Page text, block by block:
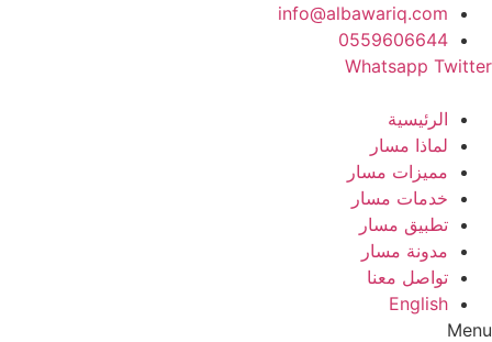
Skip
content
info@albawariq.com
0559606644
Whatsapp Twitter
الرئيسية
لماذا مسار
مميزات مسار
خدمات مسار
تطبيق مسار
مدونة مسار
تواصل معنا
English
Menu